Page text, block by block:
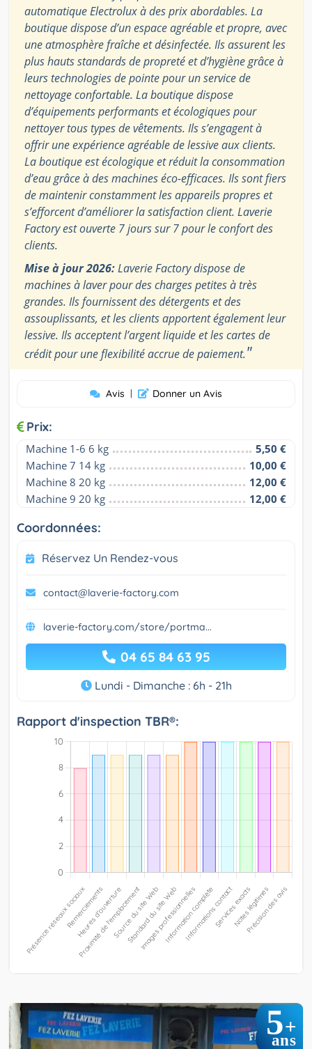
automatique Electrolux à des prix abordables. La
boutique dispose d’un espace agréable et propre, avec
une atmosphère fraîche et désinfectée. Ils assurent les
plus hauts standards de propreté et d’hygiène grâce à
leurs technologies de pointe pour un service de
nettoyage confortable. La boutique dispose
d’équipements performants et écologiques pour
nettoyer tous types de vêtements. Ils s’engagent à
offrir une expérience agréable de lessive aux clients.
La boutique est écologique et réduit la consommation
d’eau grâce à des machines éco-efficaces. Ils sont fiers
de maintenir constamment les appareils propres et
s’efforcent d’améliorer la satisfaction client. Laverie
Factory est ouverte 7 jours sur 7 pour le confort des
clients.
Mise à jour 2026:Laverie Factory dispose de
machines à laver pour des charges petites à très
grandes. Ils fournissent des détergents et des
assouplissants, et les clients apportent également leur
lessive. Ils acceptent l’argent liquide et les cartes de
crédit pour une flexibilité accrue de paiement."
Avis | Donner un Avis
Prix:
Machine 1-6 6 kg
5,50 €
Machine 7 14 kg
10,00 €
Machine 8 20 kg
12,00 €
Machine 9 20 kg
12,00 €
Coordonnées:
Réservez Un Rendez-vous
contact@laverie-factory.com
laverie-factory.com/store/portma...
04 65 84 63 95
Lundi - Dimanche : 6h - 21h
Rapport d'inspection TBR®:
5+
ans